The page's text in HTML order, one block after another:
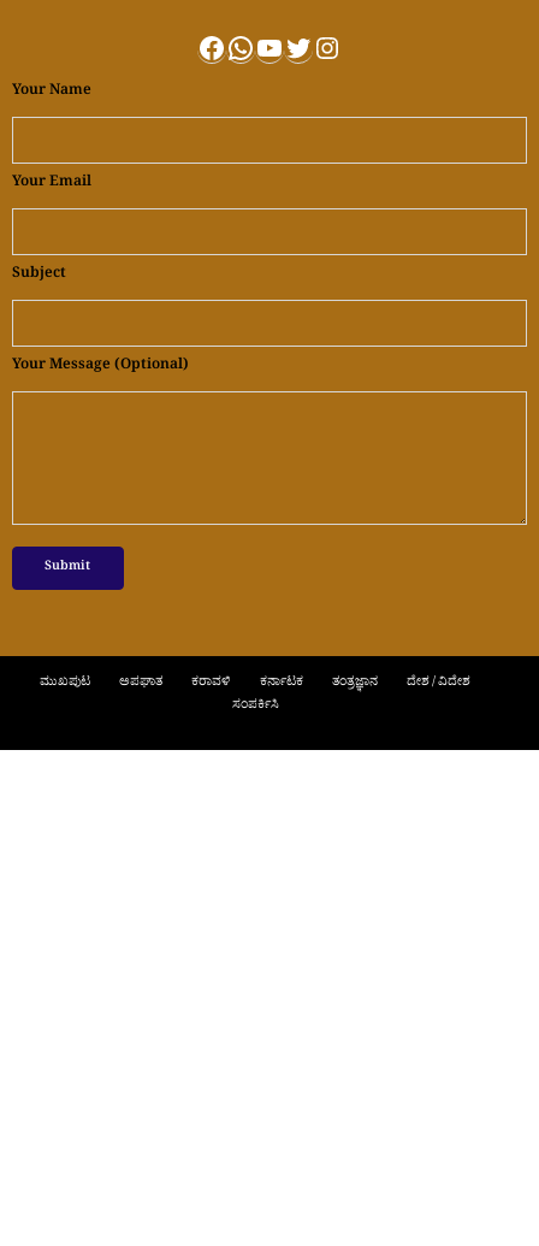
Facebook
WhatsApp
YouTube
Twitter
Instagram
Your Name
Your Email
Subject
Your Message (optional)
ಮುಖಪುಟ ಅಪಘಾತ ಕರಾವಳಿ ಕರ್ನಾಟಕ ತಂತ್ರಜ್ಞಾನ
ದೇಶ / ವಿದೇಶ
ಸಂಪರ್ಕಿಸಿ